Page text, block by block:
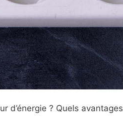
d’énergie ? Quels